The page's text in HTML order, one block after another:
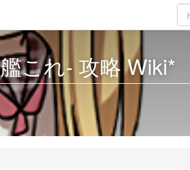
これ- 攻略 Wiki*